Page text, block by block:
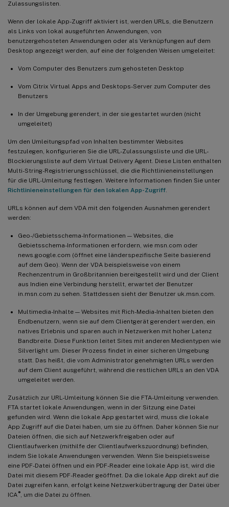
Zulassungslisten.
Wenn der lokale App-Zugriff aktiviert ist, werden URLs, die Benutzern
als Links von lokal ausgeführten Anwendungen, von
benutzergehosteten Anwendungen oder als Verknüpfungen auf dem
Desktop angezeigt werden, auf eine der folgenden Weisen umgeleitet:
Vom Computer des Benutzers zum gehosteten Desktop
Vom Citrix Virtual Apps and Desktops-Server zum Computer des
Benutzers
In der Umgebung gerendert, in der sie gestartet wurden (nicht
umgeleitet)
Um den Umleitungspfad von Inhalten bestimmter Websites
festzulegen, konfigurieren Sie die URL-Zulassungsliste und die URL-
Blockierungsliste auf dem Virtual Delivery Agent. Diese Listen enthalten
Multi-String-Registrierungsschlüssel, die die Richtlinieneinstellungen
für die URL-Umleitung festlegen. Weitere Informationen finden Sie unter
Richtlinieneinstellungen für den lokalen App-Zugriff
URLs können auf dem VDA mit den folgenden Ausnahmen gerendert
werden:
Geo-/Gebietsschema-Informationen — Websites, die
Gebietsschema-Informationen erfordern, wie msn.com oder
news.google.com (öffnet eine länderspezifische Seite basierend
auf dem Geo). Wenn der VDA beispielsweise von einem
Rechenzentrum in Großbritannien bereitgestellt wird und der Client
aus Indien eine Verbindung herstellt, erwartet der Benutzer
in.msn.com zu sehen. Stattdessen sieht der Benutzer uk.msn.com.
Multimedia-Inhalte — Websites mit Rich-Media-Inhalten bieten den
Endbenutzern, wenn sie auf dem Clientgerät gerendert werden, ein
natives Erlebnis und sparen auch in Netzwerken mit hoher Latenz
Bandbreite. Diese Funktion leitet Sites mit anderen Medientypen wie
Silverlight um. Dieser Prozess findet in einer sicheren Umgebung
statt. Das heißt, die vom Administrator genehmigten URLs werden
auf dem Client ausgeführt, während die restlichen URLs an den VDA
umgeleitet werden.
Zusätzlich zur URL-Umleitung können Sie die FTA-Umleitung verwenden.
FTA startet lokale Anwendungen, wenn in der Sitzung eine Datei
gefunden wird. Wenn die lokale App gestartet wird, muss die lokale
App Zugriff auf die Datei haben, um sie zu öffnen. Daher können Sie nur
Dateien öffnen, die sich auf Netzwerkfreigaben oder auf
Clientlaufwerken (mithilfe der Clientlaufwerkszuordnung) befinden,
indem Sie lokale Anwendungen verwenden. Wenn Sie beispielsweise
eine PDF-Datei öffnen und ein PDF-Reader eine lokale App ist, wird die
Datei mit diesem PDF-Reader geöffnet. Da die lokale App direkt auf die
Datei zugreifen kann, erfolgt keine Netzwerkübertragung der Datei über
ICA ®, um die Datei zu öffnen.